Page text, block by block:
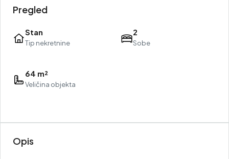
Pregled
Stan
Tip nekretnine
2
Sobe
64 m²
Veličina objekta
Opis